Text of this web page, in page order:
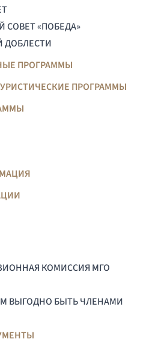
«ПОБЕДА»
ДОБЛЕСТИ
ПРОГРАММЫ
ПРОГРАММЫ
КОМИССИЯ МГО
ВЫГОДНО БЫТЬ ЧЛЕНАМИ